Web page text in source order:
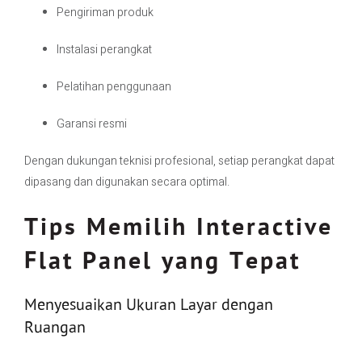
Pengiriman produk
Instalasi perangkat
Pelatihan penggunaan
Garansi resmi
Dengan dukungan teknisi profesional, setiap perangkat dapat
dipasang dan digunakan secara optimal.
Tips Memilih Interactive
Flat Panel yang Tepat
Menyesuaikan Ukuran Layar dengan
Ruangan